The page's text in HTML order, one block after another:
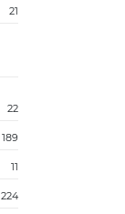
21
22
189
11
224